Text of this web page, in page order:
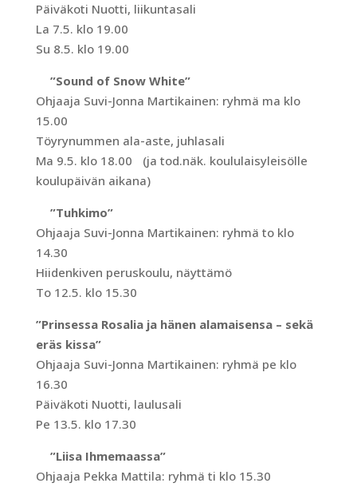
Päiväkoti Nuotti, liikuntasali
La 7.5. klo 19.00
Su 8.5. klo 19.00
”Sound of Snow White”
Ohjaaja Suvi-Jonna Martikainen: ryhmä ma klo
15.00
Töyrynummen ala-aste, juhlasali
Ma 9.5. klo 18.00 (ja tod.näk. koululaisyleisölle
koulupäivän aikana)
”Tuhkimo”
Ohjaaja Suvi-Jonna Martikainen: ryhmä to klo
14.30
Hiidenkiven peruskoulu, näyttämö
To 12.5. klo 15.30
”Prinsessa Rosalia ja hänen alamaisensa – sekä
eräs kissa”
Ohjaaja Suvi-Jonna Martikainen: ryhmä pe klo
16.30
Päiväkoti Nuotti, laulusali
Pe 13.5. klo 17.30
”Liisa Ihmemaassa”
Ohjaaja Pekka Mattila: ryhmä ti klo 15.30